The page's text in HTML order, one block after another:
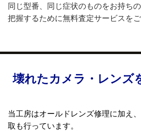
同じ型番、同じ症状のものをお持ち
把握するために無料査定サービスをご
壊れたカメラ・レンズ
当工房はオールドレンズ修理に加え
取も行っています。